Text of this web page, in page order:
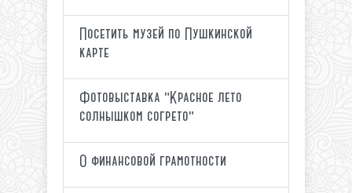
Посетить музей по Пушкинской
карте
Фотовыставка "Красное лето
солнышком согрето"
О финансовой грамотности